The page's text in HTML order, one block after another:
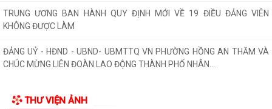
TRUNG ƯƠNG BAN HÀNH QUY ĐỊNH MỚI VỀ 19 ĐIỀU ĐẢNG VIÊN
KHÔNG ĐƯỢC LÀM
ĐẢNG UỶ - HĐND - UBND- UBMTTQ VN PHƯỜNG HỒNG AN THĂM VÀ
CHÚC MỪNG LIÊN ĐOÀN LAO ĐỘNG THÀNH PHỐ NHÂN...
nhiệm vụ phát triển kinh tế- xã...
THƯ VIỆN ẢNH